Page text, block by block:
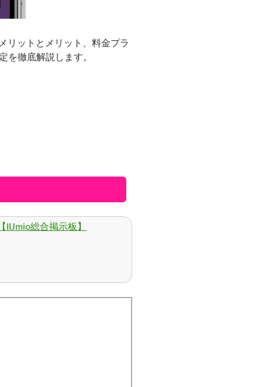
リットとメリット、料金プラ
を徹底解説します。
総合掲示板】